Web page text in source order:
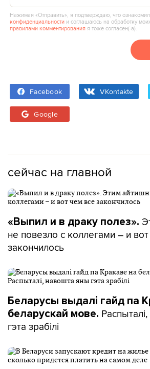
Нажимая «Отправить», я подтверждаю, что
конфиденциальности и соглашаюсь на обработку
правилами комментирования я тоже согласен(‑а).
Facebook VKontakte
Google
сейчас на главной
«Выпил и в драку полез».
не повезло с коллегами – и
закончилось
Беларусы выдалі гайд па
беларускай мове.
гэта зрабілі